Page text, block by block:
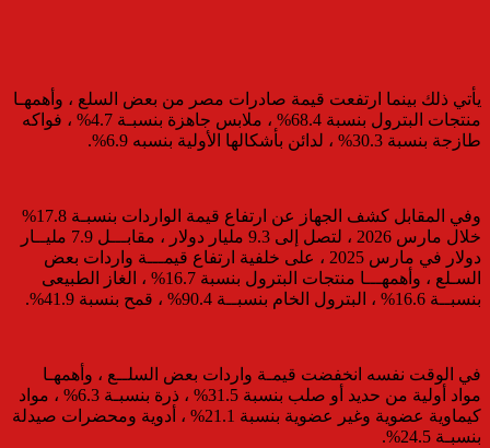
يأتي ذلك بينما ارتفعت قيمة صادرات مصر من بعض السلع ، وأهمهـا
منتجات البترول بنسبة 68.4% ، ملابس جاهزة بنسبـة 4.7% ، فواكه
طازجة بنسبة 30.3% ، لدائن بأشكالها الأولية بنسبه 6.9%.
وفي المقابل كشف الجهاز عن ارتفاع قيمة الواردات بنسبـة 17.8%
خلال مارس 2026 ، لتصل إلى 9.3 مليار دولار ، مقابـــل 7.9 مليــار
دولار في مارس 2025 ، على خلفية ارتفاع قيمـــة واردات بعض
السـلع ، وأهمهـــا منتجات البترول بنسبة 16.7% ، الغاز الطبيعى
بنسبــة 16.6% ، البترول الخام بنسبــة 90.4% ، قمح بنسبة 41.9%.
في الوقت نفسه انخفضت قيمـة واردات بعض السلــع ، وأهمهـا
مواد أولية من حديد أو صلب بنسبة 31.5% ، ذرة بنسبـة 6.3% ، مواد
كيماوية عضوية وغير عضوية بنسبة 21.1% ، أدوية ومحضرات صيدلة
بنسبـة 24.5%.